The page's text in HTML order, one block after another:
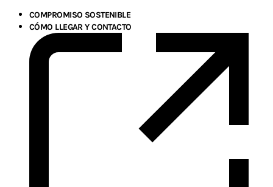
COMPROMISO SOSTENIBLE
CÓMO LLEGAR Y CONTACTO